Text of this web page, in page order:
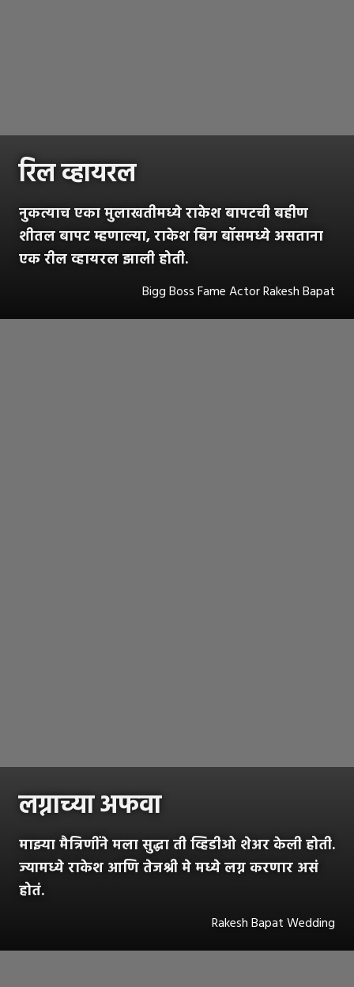
रिल व्हायरल
नुकत्याच एका मुलाखतीमध्ये राकेश बापटची बहीण
शीतल बापट म्हणाल्या, राकेश बिग बॉसमध्ये असताना
एक रील व्हायरल झाली होती.
Bigg Boss Fame Actor Rakesh Bapat
लग्नाच्या अफवा
माझ्या मैत्रिणींने मला सुद्धा ती व्हिडीओ शेअर केली होती.
ज्यामध्ये राकेश आणि तेजश्री मे मध्ये लग्न करणार असं
होतं.
Rakesh Bapat Wedding